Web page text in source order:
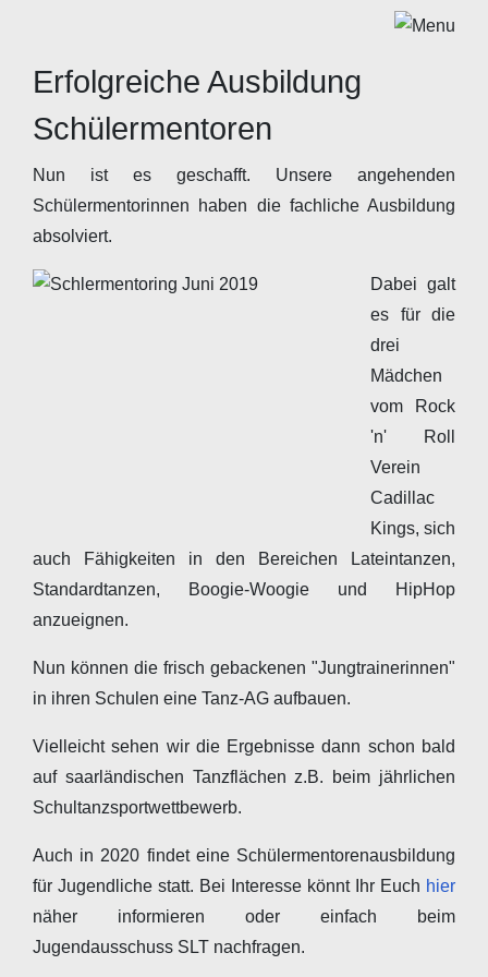
Erfolgreiche Ausbildung
Schülermentoren
Nun ist es geschafft. Unsere angehenden
Schülermentorinnen haben die fachliche Ausbildung
absolviert.
Dabei galt
es für die
drei
Mädchen
vom Rock
'n' Roll
Verein
Cadillac
Kings, sich
auch Fähigkeiten in den Bereichen Lateintanzen,
Standardtanzen, Boogie-Woogie und HipHop
anzueignen.
Nun können die frisch gebackenen "Jungtrainerinnen"
in ihren Schulen eine Tanz-AG aufbauen.
Vielleicht sehen wir die Ergebnisse dann schon bald
auf saarländischen Tanzflächen z.B. beim jährlichen
Schultanzsportwettbewerb.
Auch in 2020 findet eine Schülermentorenausbildung
für Jugendliche statt. Bei Interesse könnt Ihr Euch hier
näher informieren oder einfach beim
Jugendausschuss SLT nachfragen.